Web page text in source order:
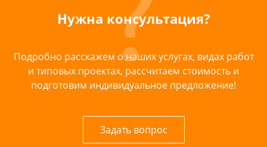
Нужна консультация?
Подробно расскажем о наших услугах, видах работ
и типовых проектах, рассчитаем стоимость и
подготовим индивидуальное предложение!
Задать вопрос